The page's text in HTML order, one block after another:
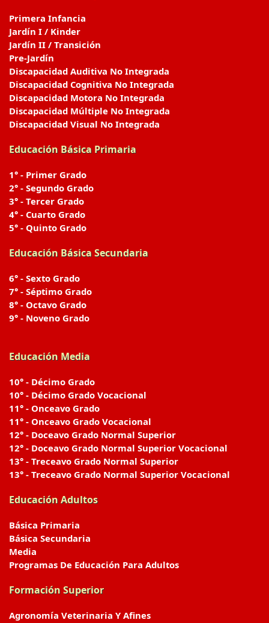
Primera Infancia
Jardín I / Kinder
Jardín II / Transición
Pre-Jardín
Discapacidad Auditiva No Integrada
Discapacidad Cognitiva No Integrada
Discapacidad Motora No Integrada
Discapacidad Múltiple No Integrada
Discapacidad Visual No Integrada
Educación Básica Primaria
1° - Primer Grado
2° - Segundo Grado
3° - Tercer Grado
4° - Cuarto Grado
5° - Quinto Grado
Educación Básica Secundaria
6° - Sexto Grado
7° - Séptimo Grado
8° - Octavo Grado
9° - Noveno Grado
Educación Media
10° - Décimo Grado
10° - Décimo Grado Vocacional
11° - Onceavo Grado
11° - Onceavo Grado Vocacional
12° - Doceavo Grado Normal Superior
12° - Doceavo Grado Normal Superior Vocacional
13° - Treceavo Grado Normal Superior
13° - Treceavo Grado Normal Superior Vocacional
Educación Adultos
Básica Primaria
Básica Secundaria
Media
Programas De Educación Para Adultos
Formación Superior
Agronomía Veterinaria Y Afines